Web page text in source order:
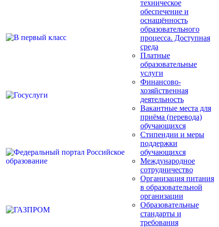
техническое
обеспечение и
оснащённость
образовательного
процесса. Доступная
среда
Платные
образовательные
услуги
Финансово-
хозяйственная
деятельность
Вакантные места для
приёма (перевода)
обучающихся
Стипендии и меры
поддержки
обучающихся
Международное
сотрудничество
Организация питания
в образовательной
организации
Образовательные
стандарты и
требования